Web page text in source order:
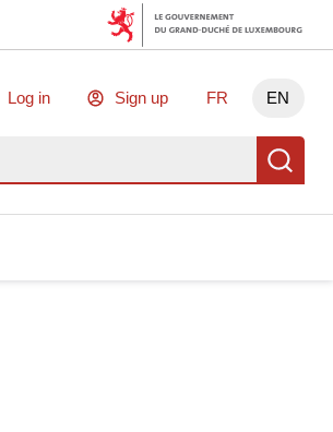
Log in Sign up FR EN